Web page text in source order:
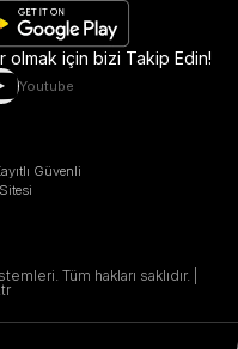
için bizi Takip Edin!
Youtube
Güvenli
Tüm hakları saklıdır. |